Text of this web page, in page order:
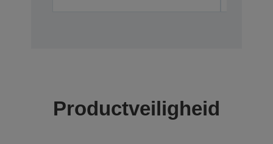
Productveiligheid